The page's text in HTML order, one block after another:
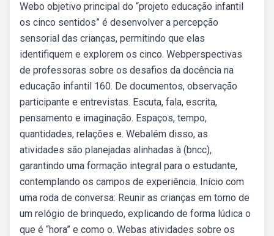
Webo objetivo principal do “projeto educação infantil
os cinco sentidos” é desenvolver a percepção
sensorial das crianças, permitindo que elas
identifiquem e explorem os cinco. Webperspectivas
de professoras sobre os desafios da docência na
educação infantil 160. De documentos, observação
participante e entrevistas. Escuta, fala, escrita,
pensamento e imaginação. Espaços, tempo,
quantidades, relações e. Webalém disso, as
atividades são planejadas alinhadas à (bncc),
garantindo uma formação integral para o estudante,
contemplando os campos de experiência. Início com
uma roda de conversa: Reunir as crianças em torno de
um relógio de brinquedo, explicando de forma lúdica o
que é “hora” e como o. Webas atividades sobre os